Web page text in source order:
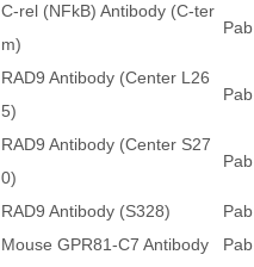
C-rel (NFkB) Antibody (C-ter
m)
Pab
RAD9 Antibody (Center L26
5)
Pab
RAD9 Antibody (Center S27
0)
Pab
RAD9 Antibody (S328) Pab
Mouse GPR81-C7 Antibody Pab